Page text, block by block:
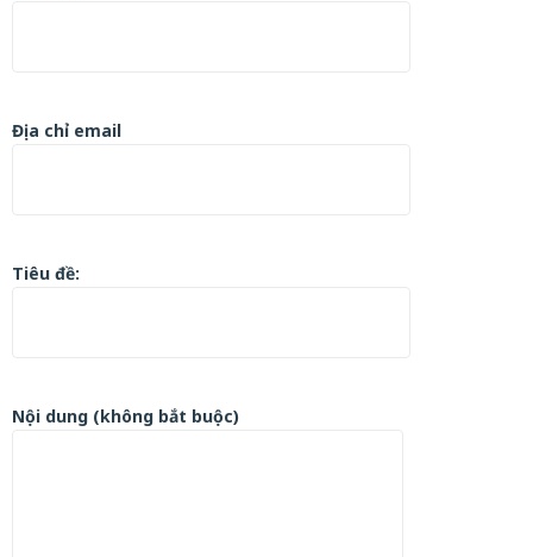
Địa chỉ email
Tiêu đề:
Nội dung (không bắt buộc)